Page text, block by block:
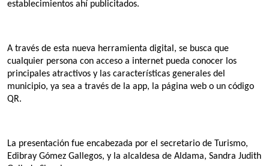
establecimientos ahí publicitados.
A través de esta nueva herramienta digital, se busca que
cualquier persona con acceso a internet pueda conocer los
principales atractivos y las características generales del
municipio, ya sea a través de la app, la página web o un código
QR.
La presentación fue encabezada por el secretario de Turismo,
Edibray Gómez Gallegos, y la alcaldesa de Aldama, Sandra Judith